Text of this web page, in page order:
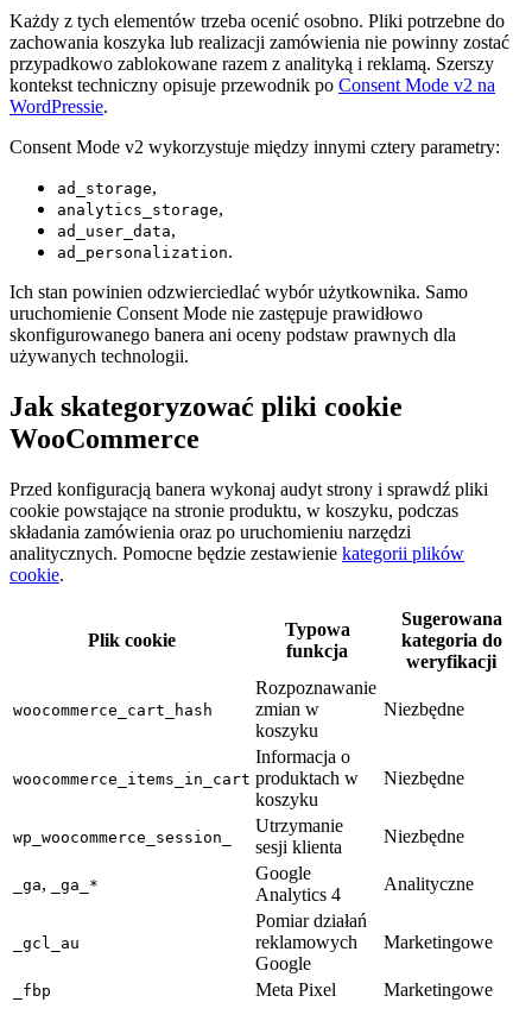
Każdy z tych elementów trzeba ocenić osobno. Pliki potrzebne do
zachowania koszyka lub realizacji zamówienia nie powinny zostać
przypadkowo zablokowane razem z analityką i reklamą. Szerszy
kontekst techniczny opisuje przewodnik po Consent Mode v2 na
WordPressie.
Consent Mode v2 wykorzystuje między innymi cztery parametry:
ad_storage,
analytics_storage,
ad_user_data,
ad_personalization.
Ich stan powinien odzwierciedlać wybór użytkownika. Samo
uruchomienie Consent Mode nie zastępuje prawidłowo
skonfigurowanego banera ani oceny podstaw prawnych dla
używanych technologii.
Jak skategoryzować pliki cookie
WooCommerce
Przed konfiguracją banera wykonaj audyt strony i sprawdź pliki
cookie powstające na stronie produktu, w koszyku, podczas
składania zamówienia oraz po uruchomieniu narzędzi
analitycznych. Pomocne będzie zestawienie kategorii plików
cookie.
Plik cookie
Typowa
funkcja
Sugerowana
kategoria do
weryfikacji
woocommerce_cart_hash
Rozpoznawanie
zmian w
koszyku
Niezbędne
woocommerce_items_in_cart
Informacja o
produktach w
koszyku
Niezbędne
wp_woocommerce_session_
Utrzymanie
sesji klienta
Niezbędne
_ga, _ga_*
Google
Analytics 4
Analityczne
_gcl_au
Pomiar działań
reklamowych
Google
Marketingowe
_fbp Meta Pixel Marketingowe